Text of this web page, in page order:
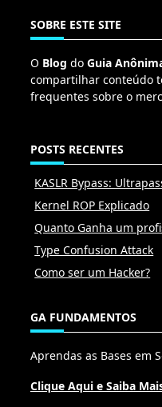
SOBRE ESTE SITE
O Blog do Guia
compartilhar conteúdo
frequentes sobre o
POSTS RECENTES
KASLR Bypass:
Kernel ROP Explicado
Quanto Ganha um
Type Confusion Attack
Como ser um Hacker?
GA FUNDAMENTOS
Aprendas as Bases em
Clique Aqui e Saiba